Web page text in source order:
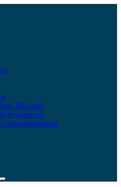
ЖБ свай
фундамент